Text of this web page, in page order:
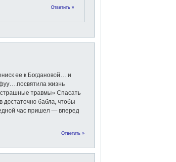
Ответить »
ее к Богдановой… и
жизнь
травмы» Спасать
достаточно бабла, чтобы
час пришел — вперед
Ответить »